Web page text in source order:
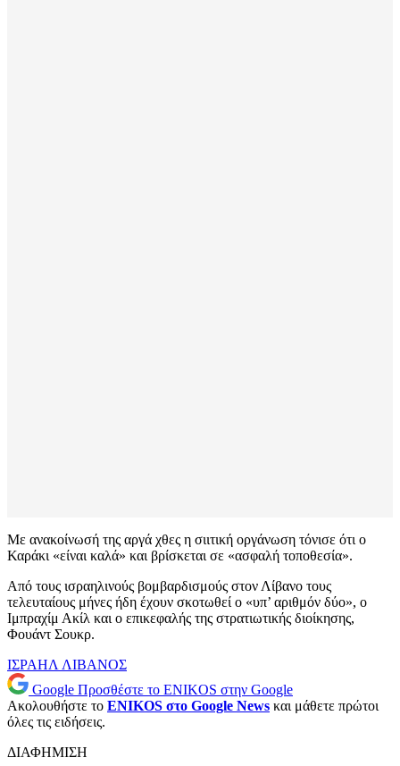
Με ανακοίνωσή της αργά χθες η σιιτική οργάνωση τόνισε ότι ο
Καράκι «είναι καλά» και βρίσκεται σε «ασφαλή τοποθεσία».
Από τους ισραηλινούς βομβαρδισμούς στον Λίβανο τους
τελευταίους μήνες ήδη έχουν σκοτωθεί ο «υπ’ αριθμόν δύο», ο
Ιμπραχίμ Ακίλ και ο επικεφαλής της στρατιωτικής διοίκησης,
Φουάντ Σουκρ.
ΙΣΡΑΗΛ ΛΙΒΑΝΟΣ
Google Προσθέστε το ENIKOS στην Google
Ακολουθήστε το ENIKOS στο Google News και μάθετε πρώτοι
όλες τις ειδήσεις.
ΔΙΑΦΗΜΙΣΗ